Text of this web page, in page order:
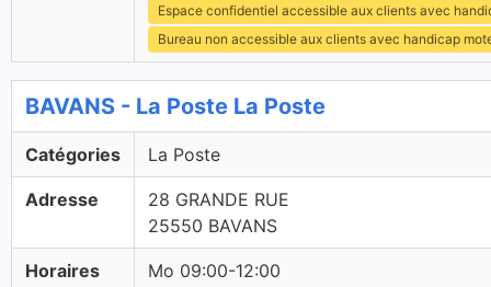
Espace confidentiel accessible aux clients avec
Bureau non accessible aux clients avec handicap
BAVANS - La Poste La Poste
Catégories La Poste
Adresse
28 GRANDE RUE
25550 BAVANS
Horaires
Mo 09:00-12:00